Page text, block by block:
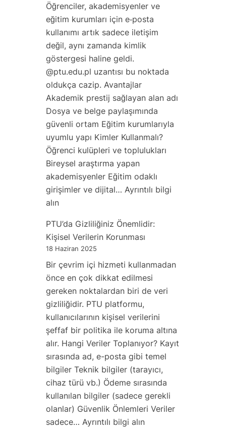
Korumasıyla
Huzurlu
Bir
E‑posta
Deneyimi
Öğrenciler, akademisyenler ve
eğitim kurumları için e‑posta
kullanımı artık sadece iletişim
değil, aynı zamanda kimlik
göstergesi haline geldi.
@ptu.edu.pl uzantısı bu noktada
oldukça cazip. Avantajlar
Akademik prestij sağlayan alan adı
Dosya ve belge paylaşımında
güvenli ortam Eğitim kurumlarıyla
uyumlu yapı Kimler Kullanmalı?
Öğrenci kulüpleri ve toplulukları
Bireysel araştırma yapan
akademisyenler Eğitim odaklı
girişimler ve dijital… Ayrıntılı bilgi
alın:
ve
Akademik
Kullanım
İçin
İdeal:
@ptu.edu.pl
Mail
PTU’da Gizliliğiniz Önemlidir:
Kişisel Verilerin Korunması
18 Haziran 2025
Bir çevrim içi hizmeti kullanmadan
önce en çok dikkat edilmesi
gereken noktalardan biri de veri
gizliliğidir. PTU platformu,
kullanıcılarının kişisel verilerini
şeffaf bir politika ile koruma altına
alır. Hangi Veriler Toplanıyor? Kayıt
sırasında ad, e-posta gibi temel
bilgiler Teknik bilgiler (tarayıcı,
cihaz türü vb.) Ödeme sırasında
kullanılan bilgiler (sadece gerekli
olanlar) Güvenlik Önlemleri Veriler
sadece…Ayrıntılı bilgi alın: